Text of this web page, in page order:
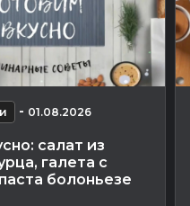
- 01.08.2026
салат из
галета с
болоньезе